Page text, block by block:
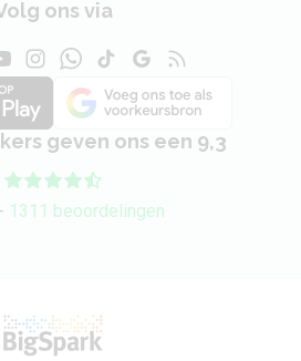
ons via
geven ons een 9,3
1311 beoordelingen